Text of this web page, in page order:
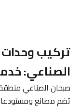
تركيب
الصناعي:
صبحان الصناعي
تضم مصانع